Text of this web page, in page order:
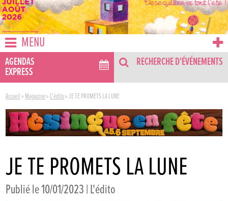
MENU
AGENDAS
EXPRESS
RECHERCHE D'ÉVÉNEMENTS
Accueil » Magazine» L'édito»JE TE PROMETS LA LUNE
JE TE PROMETS LA LUNE
Publié le 10/01/2023 |L'édito